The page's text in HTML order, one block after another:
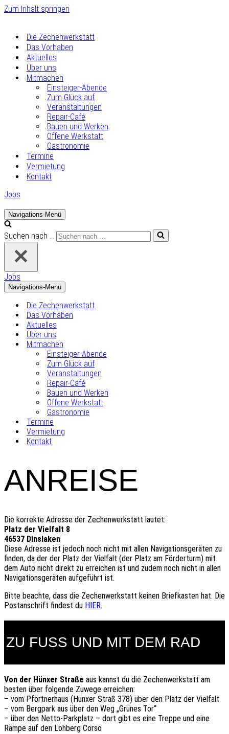
Zum Inhalt springen
Die Zechenwerkstatt
Das Vorhaben
Aktuelles
Über uns
Mitmachen
Einsteiger-Abende
Zum Glück auf
Veranstaltungen
Repair-Café
Bauen und Werken
Offene Werkstatt
Gastronomie
Termine
Vermietung
Kontakt
Jobs
Navigations-Menü
Suchen nach …
Jobs
Navigations-Menü
Die Zechenwerkstatt
Das Vorhaben
Aktuelles
Über uns
Mitmachen
Einsteiger-Abende
Zum Glück auf
Veranstaltungen
Repair-Café
Bauen und Werken
Offene Werkstatt
Gastronomie
Termine
Vermietung
Kontakt
ANREISE
Die korrekte Adresse der Zechenwerkstatt lautet:
Platz der Vielfalt 8
46537 Dinslaken
Diese Adresse ist jedoch noch nicht mit allen Navigationsgeräten zu
finden, da der der Platz der Vielfalt (der Platz am Förderturm) mit
dem Auto nicht direkt zu erreichen ist und zudem noch nicht in allen
Navigationsgeräten aufgeführt ist.
Bitte beachte, dass die Zechenwerkstatt keinen Briefkasten hat. Die
Postanschrift findest du HIER.
ZU FUSS UND MIT DEM RAD
Von der Hünxer Straße aus kannst du die Zechenwerkstatt am
besten über folgende Zuwege erreichen:
– vom Pförtnerhaus (Hünxer Straß 378) über den Platz der Vielfalt
– vom Bergpark aus über den Weg „Grünes Tor“
– über den Netto-Parkplatz – dort gibt es eine Treppe und eine
Rampe auf den Lohberg Corso